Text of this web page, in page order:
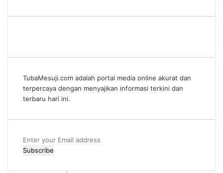
TubaMesuji.com adalah portal media online akurat dan
terpercaya dengan menyajikan informasi terkini dan
terbaru hari ini.
Enter
your
address